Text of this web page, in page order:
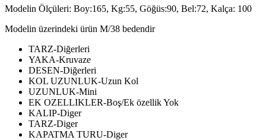
Modelin Ölçüleri: Boy:165, Kg:55, Göğüs:90, Bel:72, Kalça: 100
Modelin üzerindeki ürün M/38 bedendir
TARZ-Diğerleri
YAKA-Kruvaze
DESEN-Diğerleri
KOL UZUNLUK-Uzun Kol
UZUNLUK-Mini
EK OZELLIKLER-Boş/Ek özellik Yok
KALIP-Diger
TARZ-Diger
KAPATMA TURU-Diger